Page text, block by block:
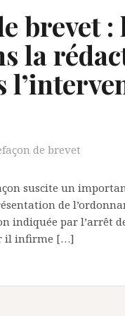
brevet :
la
de brevet
suscite un
de
indiquée par l’arrêt
il infirme […]